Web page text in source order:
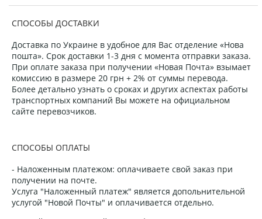
СПОСОБЫ ДОСТАВКИ
Доставка по Украине в удобное для Вас отделение «Нова
пошта». Срок доставки 1-3 дня с момента отправки заказа.
При оплате заказа при получении «Новая Почта» взымает
комиссию в размере 20 грн + 2% от суммы перевода.
Более детально узнать о сроках и других аспектах работы
транспортных компаний Вы можете на официальном
сайте перевозчиков.
СПОСОБЫ ОПЛАТЫ
- Наложенным платежом: оплачиваете свой заказ при
получении на почте.
Услуга "Наложенный платеж" является допольнительной
услугой "Новой Почты" и оплачивается отдельно.